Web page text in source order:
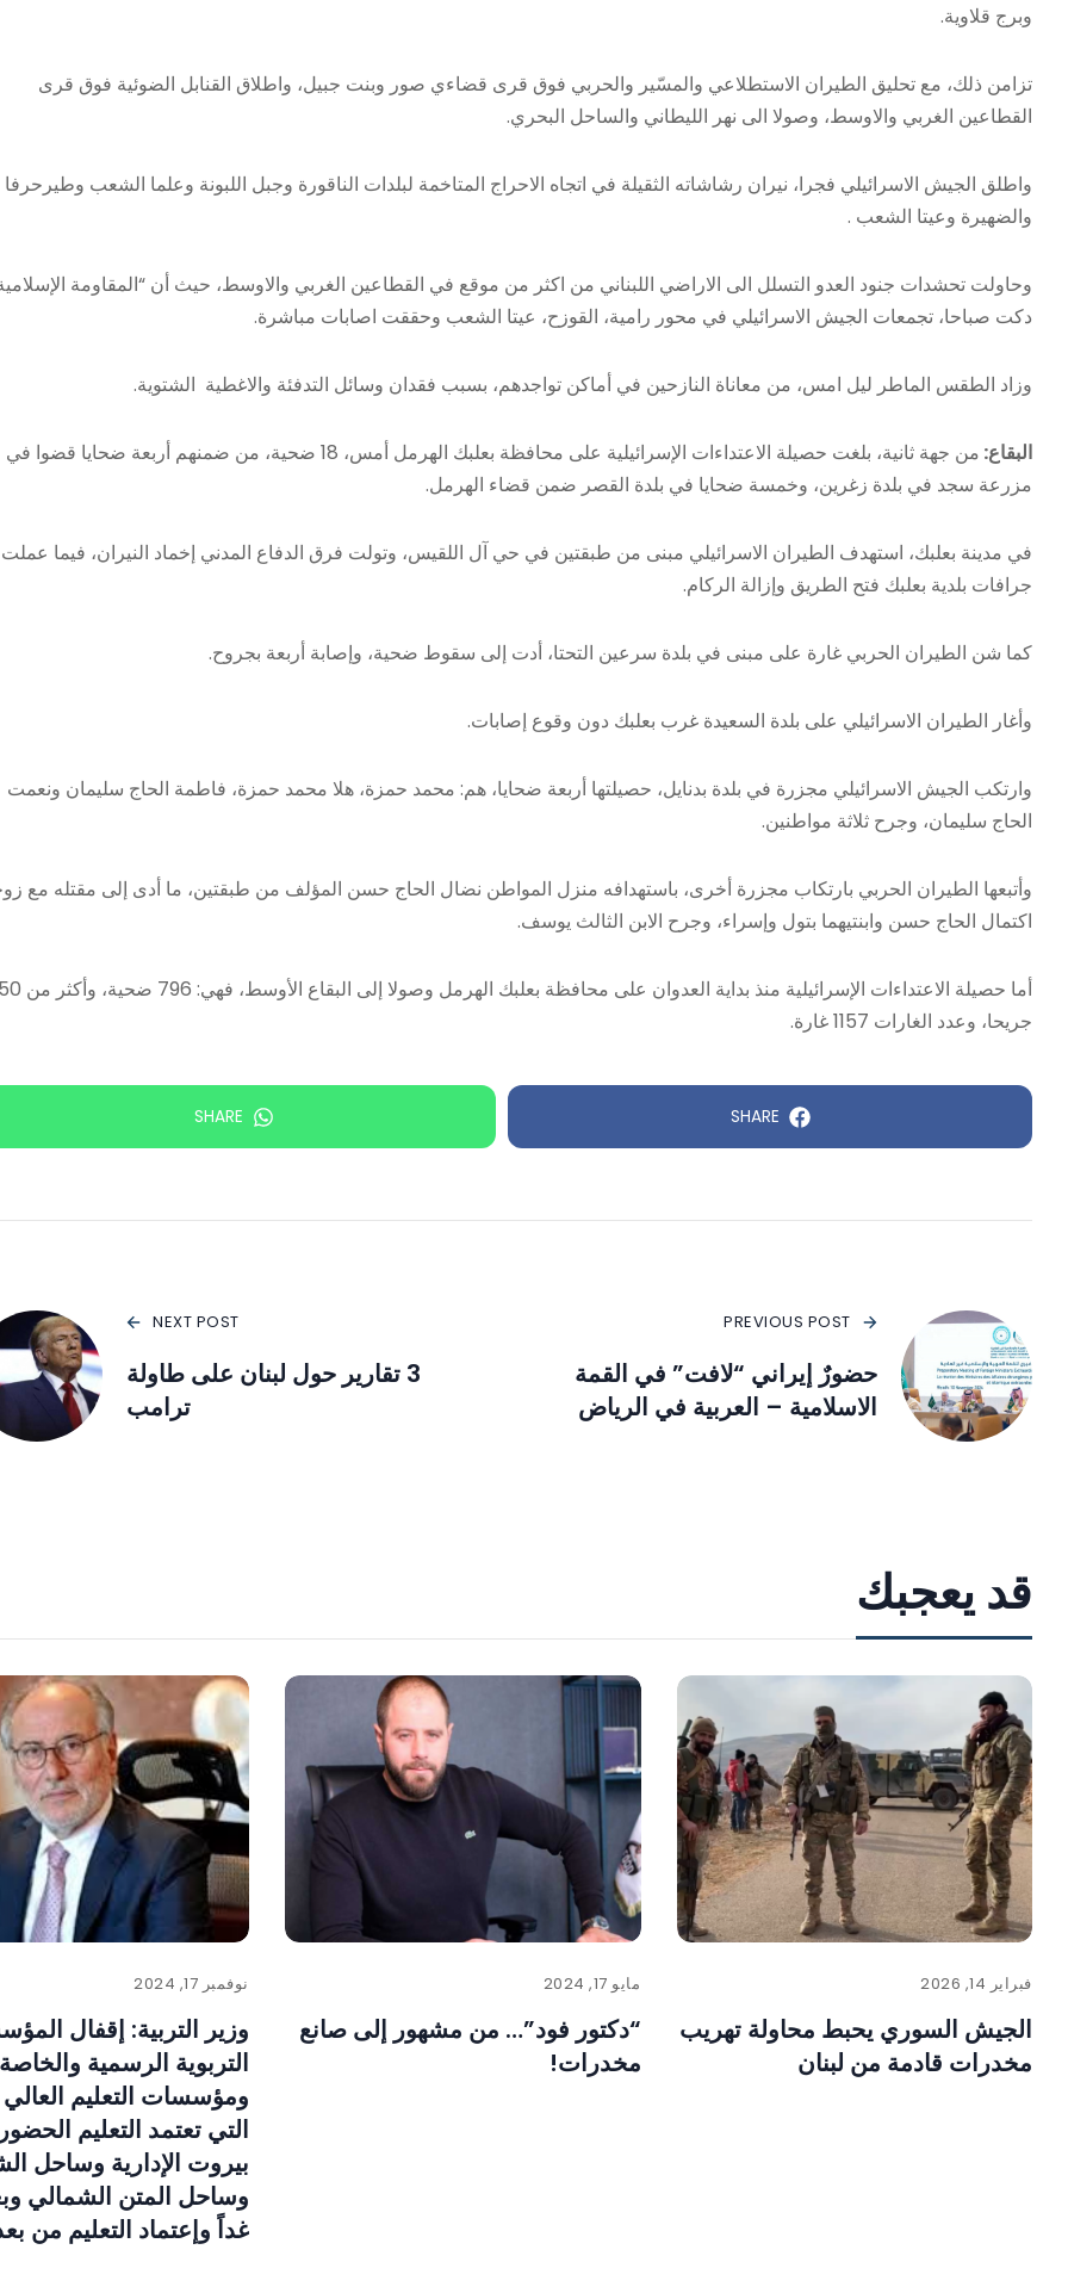
وبرج قلاوية.
تزامن ذلك، مع تحليق الطيران الاستطلاعي والمسّير والحربي فوق قرى قضاءي صور وبنت جبيل، واطلاق القنابل الضوئية فوق قرى
القطاعين الغربي والاوسط، وصولا الى نهر الليطاني والساحل البحري.
واطلق الجيش الاسرائيلي فجرا، نيران رشاشاته الثقيلة في اتجاه الاحراج المتاخمة لبلدات الناقورة وجبل اللبونة وعلما الشعب وطيرحرفا
والضهيرة وعيتا الشعب .
وحاولت تحشدات جنود العدو التسلل الى الاراضي اللبناني من اكثر من موقع في القطاعين الغربي والاوسط، حيث أن “المقاومة
دكت صباحا، تجمعات الجيش الاسرائيلي في محور رامية، القوزح، عيتا الشعب وحققت اصابات مباشرة.
وزاد الطقس الماطر ليل امس، من معاناة النازحين في أماكن تواجدهم، بسبب فقدان وسائل التدفئة والاغطية الشتوية.
البقاع:
من جهة ثانية، بلغت حصيلة الاعتداءات الإسرائيلية على محافظة بعلبك الهرمل أمس، 18 ضحية، من ضمنهم أربعة ضحايا قضوا في
مزرعة سجد في بلدة زغرين، وخمسة ضحايا في بلدة القصر ضمن قضاء الهرمل.
في مدينة بعلبك، استهدف الطيران الاسرائيلي مبنى من طبقتين في حي آل اللقيس، وتولت فرق الدفاع المدني إخماد النيران، فيما عملت
جرافات بلدية بعلبك فتح الطريق وإزالة الركام.
كما شن الطيران الحربي غارة على مبنى في بلدة سرعين التحتا، أدت إلى سقوط ضحية، وإصابة أربعة بجروح.
وأغار الطيران الاسرائيلي على بلدة السعيدة غرب بعلبك دون وقوع إصابات.
وارتكب الجيش الاسرائيلي مجزرة في بلدة بدنايل، حصيلتها أربعة ضحايا، هم: محمد حمزة، هلا محمد حمزة، فاطمة الحاج سليمان ونعمت
الحاج سليمان، وجرح ثلاثة مواطنين.
وأتبعها الطيران الحربي بارتكاب مجزرة أخرى، باستهدافه منزل المواطن نضال الحاج حسن المؤلف من طبقتين، ما أدى إلى مقتله مع
اكتمال الحاج حسن وابنتيهما بتول وإسراء، وجرح الابن الثالث يوسف.
أما حصيلة الاعتداءات الإسرائيلية منذ بداية
جريحا، وعدد الغارات 1157 غارة.
SHARE
SHARE
PREVIOUS POST
حضورٌ إيراني “لافت” في القمة
الاسلامية – العربية في الرياض
NEXT POST
3 تقارير حول لبنان على طاولة
ترامب
قد يعجبك
فبراير 14, 2026
الجيش السوري يحبط محاولة تهريب
مخدرات قادمة من لبنان
مايو 17, 2024
“دكتور فود”… من مشهور إلى صانع
مخدرات!
نوفمبر 17, 2024
وزير التربية: إقفال
التربوية الرسمية والخاصة
ومؤسسات التعليم
التي تعتمد التعليم
بيروت الإدارية وساحل
وساحل المتن الشمالي
غداً وإعتماد التعليم من